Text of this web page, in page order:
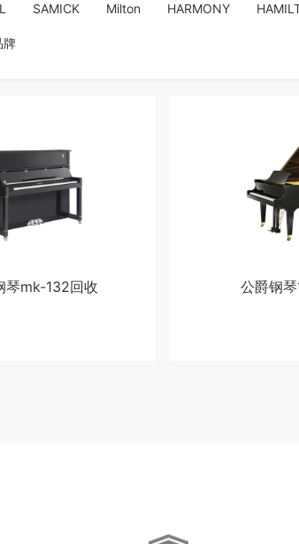
SAMICK Milton HARMONY
牌
琴mk-132回收 公爵钢